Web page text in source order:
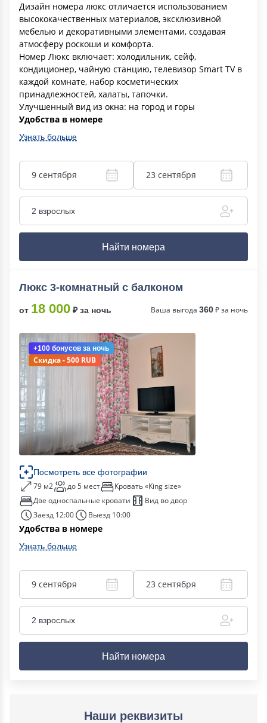
Дизайн номера люкс отличается использованием
высококачественных материалов, эксклюзивной
мебелью и декоративными элементами, создавая
атмосферу роскоши и комфорта.
Номер Люкс включает: холодильник, сейф,
кондиционер, чайную станцию, телевизор Smart TV в
каждой комнате, набор косметических
принадлежностей, халаты, тапочки.
Улучшенный вид из окна: на город и горы
Удобства в номере
Узнать больше
9 сентября 23 сентября
2 взрослых
Найти номера
Люкс 3-комнатный с балконом
от 18 000 ₽ за ночь Ваша выгода 360₽ за ночь
+100 бонусов за ночь
Скидка - 500 RUB
Посмотреть все фотографии
79 м2 до 5 мест
Кровать «King size»
Две односпальные кровати
Вид во двор
Заезд 12:00
Выезд 10:00
Удобства в номере
Узнать больше
9 сентября 23 сентября
2 взрослых
Найти номера
Наши реквизиты